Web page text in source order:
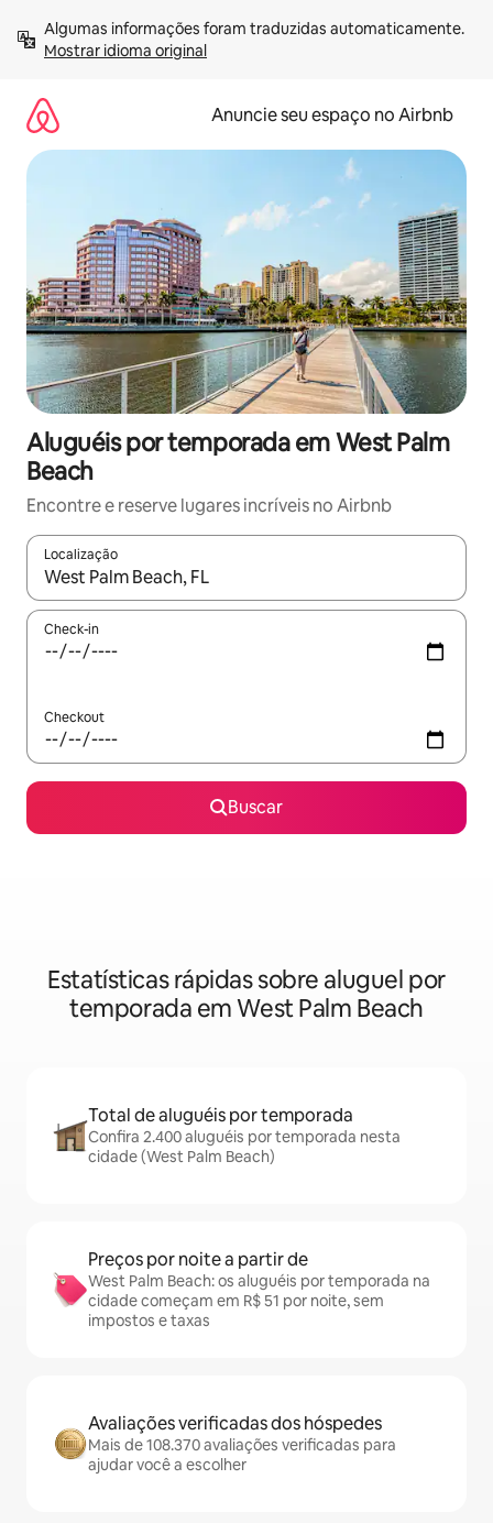
para
Mostrar idioma original
Anuncie seu espaço no Airbnb
Aluguéis por temporada em West Palm
Beach
Encontre e reserve lugares incríveis no Airbnb
Localização
Quando os resultados estiverem disponíveis, explore-os
Check-in
Checkout
Buscar
Estatísticas rápidas sobre aluguel por
temporada em West Palm Beach
Total de aluguéis por temporada
Confira 2.400 aluguéis por temporada nesta
cidade (West Palm Beach)
Preços por noite a partir de
West Palm Beach: os aluguéis por temporada na
cidade começam em R$ 51 por noite, sem
impostos e taxas
Avaliações verificadas dos hóspedes
Mais de 108.370 avaliações verificadas para
ajudar você a escolher